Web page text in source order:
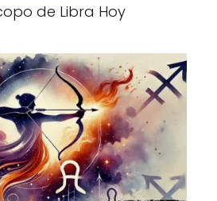
de Libra Hoy